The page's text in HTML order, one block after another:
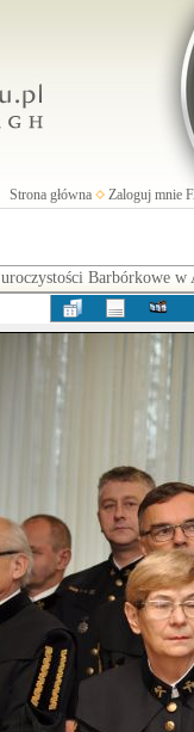
Strona główna Zaloguj mnie
uroczystości Barbórkowe w